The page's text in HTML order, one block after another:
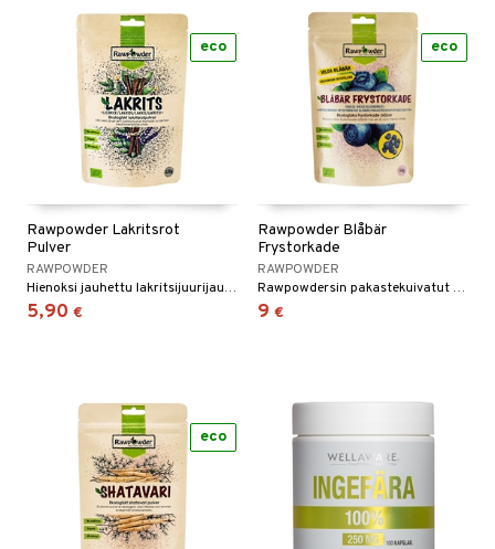
Rawpowder Lakritsrot
Pulver
RAWPOWDER
Hienoksi jauhettu lakritsijuurijauhe, jossa on voimakas ja makea maku.
5,90 €
eco
Rawpowder Blåbär
Frystorkade
RAWPOWDER
Rawpowdersin pakastekuivatut mustikat ovat luomua, ilman lisäaineita ja niissä on rikas, intensiivinen maku.
9 €
eco
eco